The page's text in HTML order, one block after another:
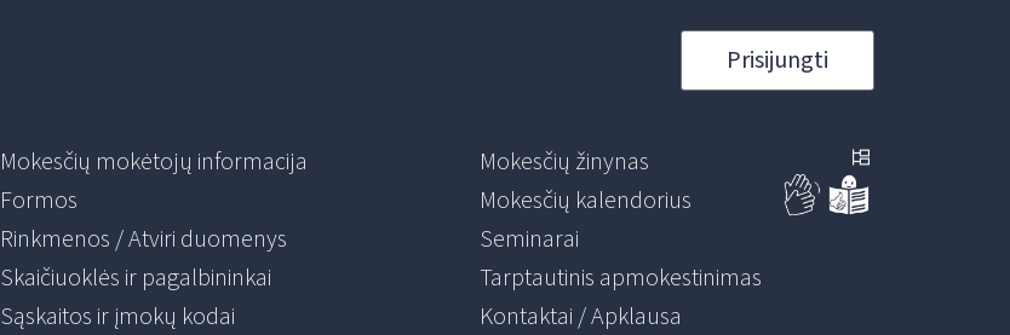
Prisijungti
Mokesčių mokėtojų informacija
Formos
Rinkmenos / Atviri duomenys
Skaičiuoklės ir pagalbininkai
Sąskaitos ir įmokų kodai
Mokesčių žinynas
Mokesčių kalendorius
Seminarai
Tarptautinis apmokestinimas
Kontaktai / Apklausa